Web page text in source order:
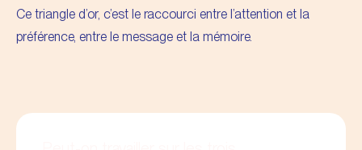
Ce triangle d’or, c’est le raccourci entre l’attention et la
préférence, entre le message et la mémoire.